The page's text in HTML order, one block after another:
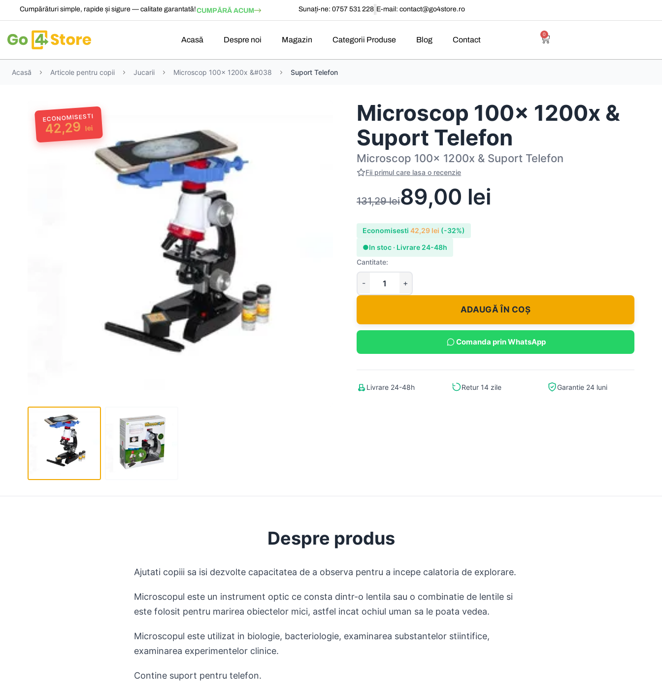
Cumpărături simple, rapide și sigure — calitate garantată!CUMPĂRĂ ACUM Sunați-ne: 0757 531 228 E-mail:contact@go4store.ro
Acasă Despre noi Magazin Categorii Produse Blog Contact
0
Acasă Articole pentru copii Jucarii Microscop 100x 1200x &#038 Suport Telefon
ECONOMISESTI
42,29 lei
Microscop 100x 1200x &
Suport Telefon
Microscop 100x 1200x & Suport Telefon
Fii primul care lasa o recenzie
131,29lei89,00 lei
Economisesti42,29 lei (-32%)
●In stoc · Livrare 24-48h
Cantitate:
ADAUGĂ ÎN COȘ
Comanda prin WhatsApp
Livrare 24-48h Retur 14 zile Garantie 24 luni
Despre produs
Ajutati copiii sa isi dezvolte capacitatea de a observa pentru a incepe calatoria de explorare.
Microscopul este un instrument optic ce consta dintr-o lentila sau o combinatie de lentile si
este folosit pentru marirea obiectelor mici, astfel incat ochiul uman sa le poata vedea.
Microscopul este utilizat in biologie, bacteriologie, examinarea substantelor stiintifice,
examinarea experimentelor clinice.
Contine suport pentru telefon.